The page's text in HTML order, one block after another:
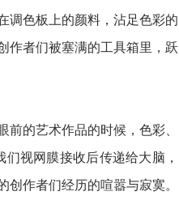
调色板上的颜料，沾足色彩的
作者们被塞满的工具箱里，跃
的艺术作品的时候，色彩、
视网膜接收后传递给大脑，
作者们经历的喧嚣与寂寞。